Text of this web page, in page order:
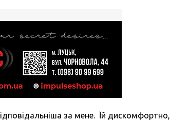
за мене. Їй дискомфортно,